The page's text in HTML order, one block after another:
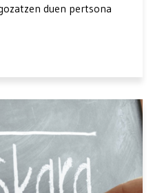
duen pertsona